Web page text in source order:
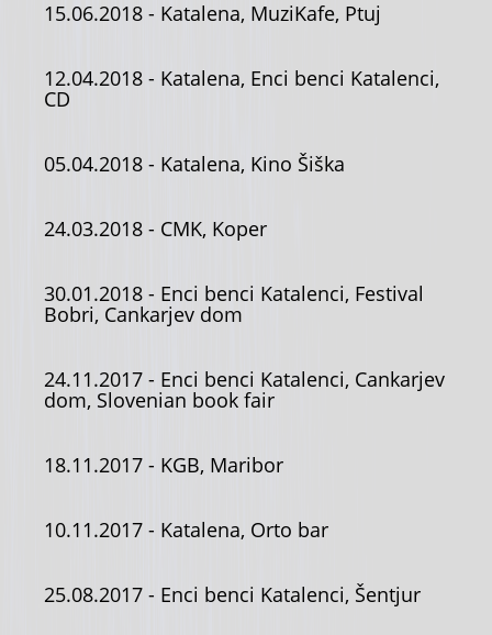
15.06.2018 - Katalena, MuziKafe, Ptuj
12.04.2018 - Katalena, Enci benci Katalenci,
CD
05.04.2018 - Katalena, Kino Šiška
24.03.2018 - CMK, Koper
30.01.2018 - Enci benci Katalenci, Festival
Bobri, Cankarjev dom
24.11.2017 - Enci benci Katalenci, Cankarjev
dom, Slovenian book fair
18.11.2017 - KGB, Maribor
10.11.2017 - Katalena, Orto bar
25.08.2017 - Enci benci Katalenci, Šentjur